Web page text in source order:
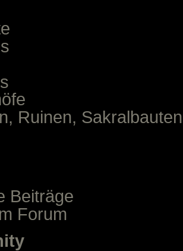
Ruinen, Sakralbauten
Beiträge
Forum